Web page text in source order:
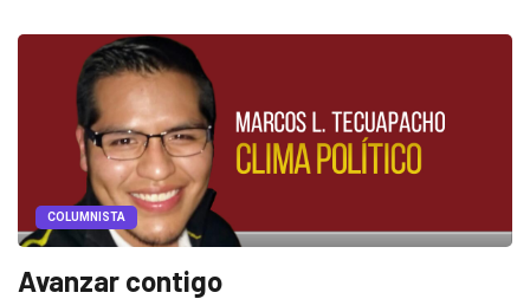
COLUMNISTA
Avanzar contigo